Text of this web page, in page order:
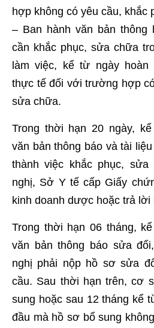
hợp không có yêu cầu, khắc
– Ban hành văn bản thông
cần khắc phục, sửa chữa
làm việc, kể từ ngày hoàn
thực tế đối với trường hợp
sửa chữa.
Trong thời hạn 20 ngày,
văn bản thông báo và tài
thành việc khắc phục,
nghị, Sở Y tế cấp Giấy
kinh doanh dược hoặc trả lời
Trong thời hạn 06 tháng,
văn bản thông báo sửa
nghị phải nộp hồ sơ sửa
cầu. Sau thời hạn trên, cơ
sung hoặc sau 12 tháng kể
đầu mà hồ sơ bổ sung